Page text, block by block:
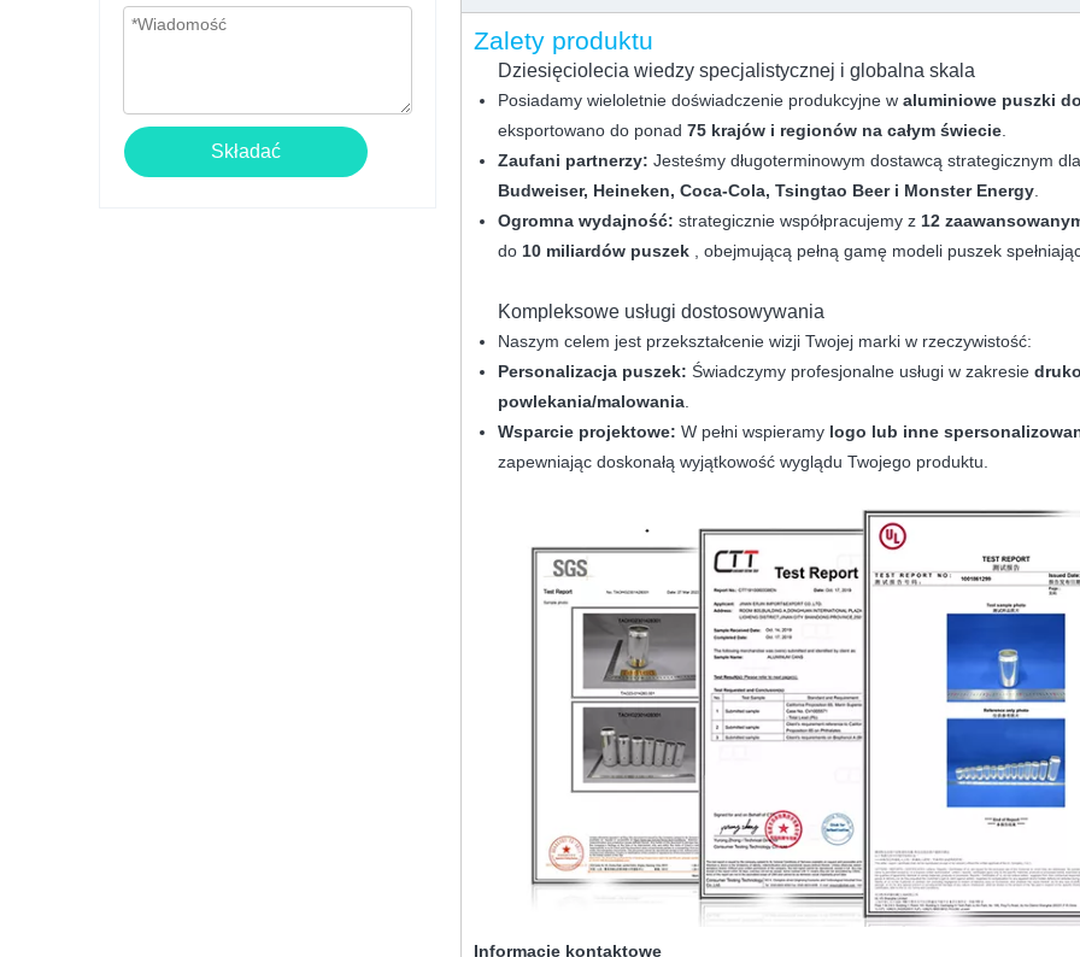
Składać
Zalety produktu
Dziesięciolecia wiedzy specjalistycznej i globalna skala
Posiadamy wieloletnie doświadczenie produkcyjne w aluminiowe puszki
eksportowano do ponad 75 krajów i regionów na całym świecie
Zaufani partnerzy: Jesteśmy długoterminowym dostawcą strategicznym
Budweiser, Heineken, Coca-Cola, Tsingtao Beer i Monster Energy
Ogromna wydajność: strategicznie współpracujemy z 12
do 10 miliardów puszek , obejmującą pełną gamę modeli puszek
Kompleksowe usługi dostosowywania
Naszym celem jest przekształcenie wizji Twojej marki w rzeczywistość:
Personalizacja puszek: Świadczymy profesjonalne usługi w zakresie
powlekania/malowania
Wsparcie projektowe: W pełni wspieramy logo lub inne
zapewniając doskonałą wyjątkowość wyglądu Twojego produktu.
Informacje kontaktowe